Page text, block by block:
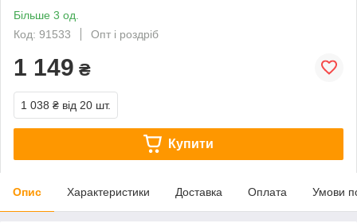
Більше 3 од.
Код: 91533
Опт і роздріб
1 149 ₴
1 038 ₴ від 20 шт.
Купити
Опис Характеристики Доставка Оплата Умови